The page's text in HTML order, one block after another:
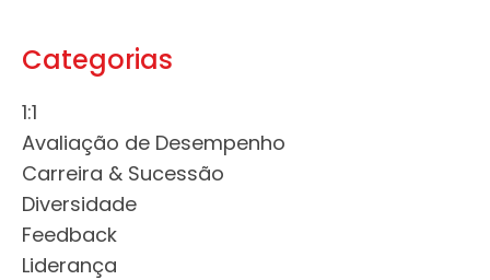
Categorias
1:1
Avaliação de Desempenho
Carreira & Sucessão
Diversidade
Feedback
Liderança